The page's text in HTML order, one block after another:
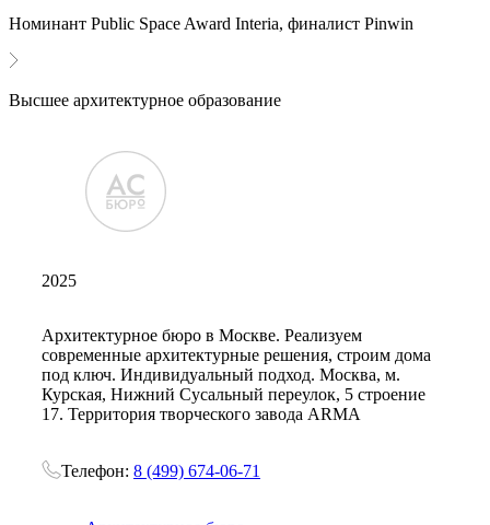
Номинант Public Space Award Interia, финалист Pinwin
Высшее архитектурное образование
2025
Архитектурное бюро в Москве. Реализуем
современные архитектурные решения, строим дома
под ключ. Индивидуальный подход. Москва, м.
Курская, Нижний Сусальный переулок, 5 строение
17. Территория творческого завода ARMA
Телефон: 8 (499) 674-06-71